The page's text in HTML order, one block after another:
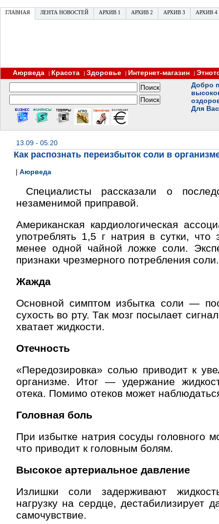
ГЛАВНАЯ ЛЕНТА НОВОСТЕЙ АРХИВ 1 АРХИВ 2 АРХИВ 3 АРХИВ 4
Аюрведа | Красота | Здоровье | Интернет-магазин |
Добро
Для
13.09 - 05:20
Как распознать переизбыток соли в
| Аюрведа
Специалисты рассказали о
незаменимой приправой.
Американская кардиологическая
употреблять 1,5 г натрия в сутки, что
менее одной чайной ложке соли.
признаки чрезмерного потребления соли.
Жажда
Основной симптом избытка соли —
сухость во рту. Так мозг посылает
хватает жидкости.
Отечность
«Передозировка» солью приводит к
организме. Итог — удержание
отека. Помимо отеков может
Головная боль
При избытке натрия сосуды головного
что приводит к головным болям.
Высокое артериальное давление
Излишки соли задерживают
нагрузку на сердце, дестабилизирует
самочувствие.